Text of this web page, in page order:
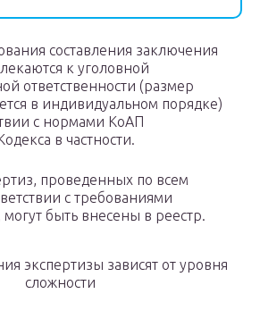
составления заключения
к уголовной
ответственности (размер
в индивидуальном порядке)
с нормами КоАП
в частности.
проведенных по всем
с требованиями
могут быть внесены в реестр.
экспертизы зависят от уровня
сложности